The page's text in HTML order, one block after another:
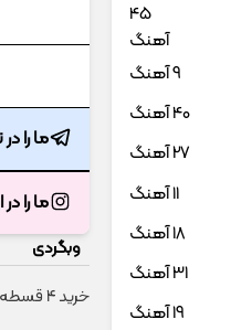
ما را
ما را
وبگردی
خرید 4 قسطه اینترنت پیشگامان ☎️ بدون نیاز به تلفن
45
آهنگ
9 آهنگ
40 آهنگ
27 آهنگ
11 آهنگ
18 آهنگ
31 آهنگ
19 آهنگ